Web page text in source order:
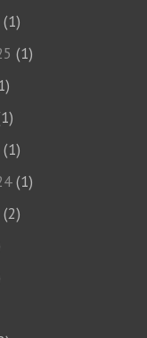
(1)
(1)
(1)
(1)
(2)